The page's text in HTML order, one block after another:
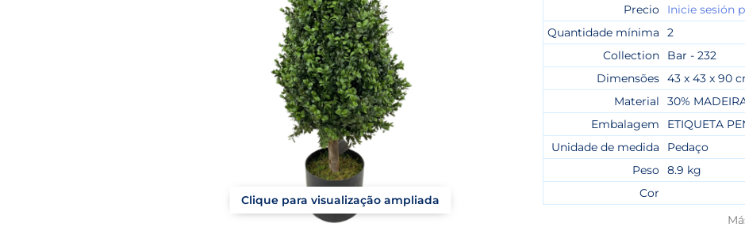
Clique para visualização ampliada
Precio
Inicie sesión
Quantidade mínima
2
Collection
Bar - 232
Dimensões 43 x 43 x 90
Material
30%
Embalagem
ETIQUETA
Unidade de medida
Pedaço
Peso 8.9 kg
Cor